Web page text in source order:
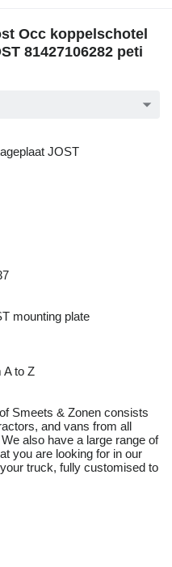
Occ koppelschotel
81427106282 peti
JOST
mounting plate
A to Z
Smeets & Zonen consists
and vans from all
also have a large range of
you are looking for in our
truck, fully customised to